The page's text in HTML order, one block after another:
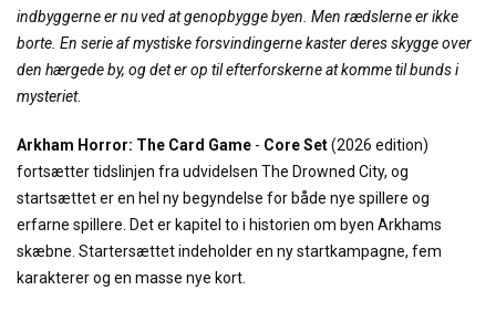
indbyggerne er nu ved at genopbygge byen. Men rædslerne er ikke
borte. En serie af mystiske forsvindingerne kaster deres skygge over
den hærgede by, og det er op til efterforskerne at komme til bunds i
mysteriet.
Arkham Horror: The Card Game - Core Set(2026 edition)
fortsætter tidslinjen fra udvidelsen The Drowned City, og
startsættet er en hel ny begyndelse for både nye spillere og
erfarne spillere. Det er kapitel to i historien om byen Arkhams
skæbne. Startersættet indeholder en ny startkampagne, fem
karakterer og en masse nye kort.